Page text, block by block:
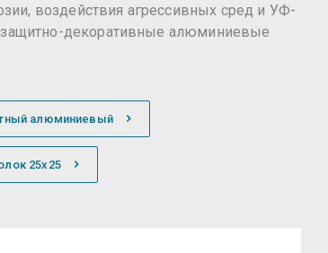
воздействия агрессивных сред и УФ-
декоративные алюминиевые
алюминиевый
25х25